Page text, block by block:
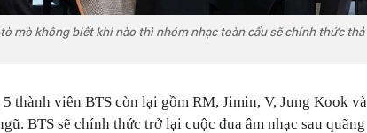
mò không biết khi nào thì nhóm nhạc toàn cầu sẽ chính thức thả
thành viên BTS còn lại gồm RM, Jimin, V, Jung Kook và
BTS sẽ chính thức trở lại cuộc đua âm nhạc sau quãng